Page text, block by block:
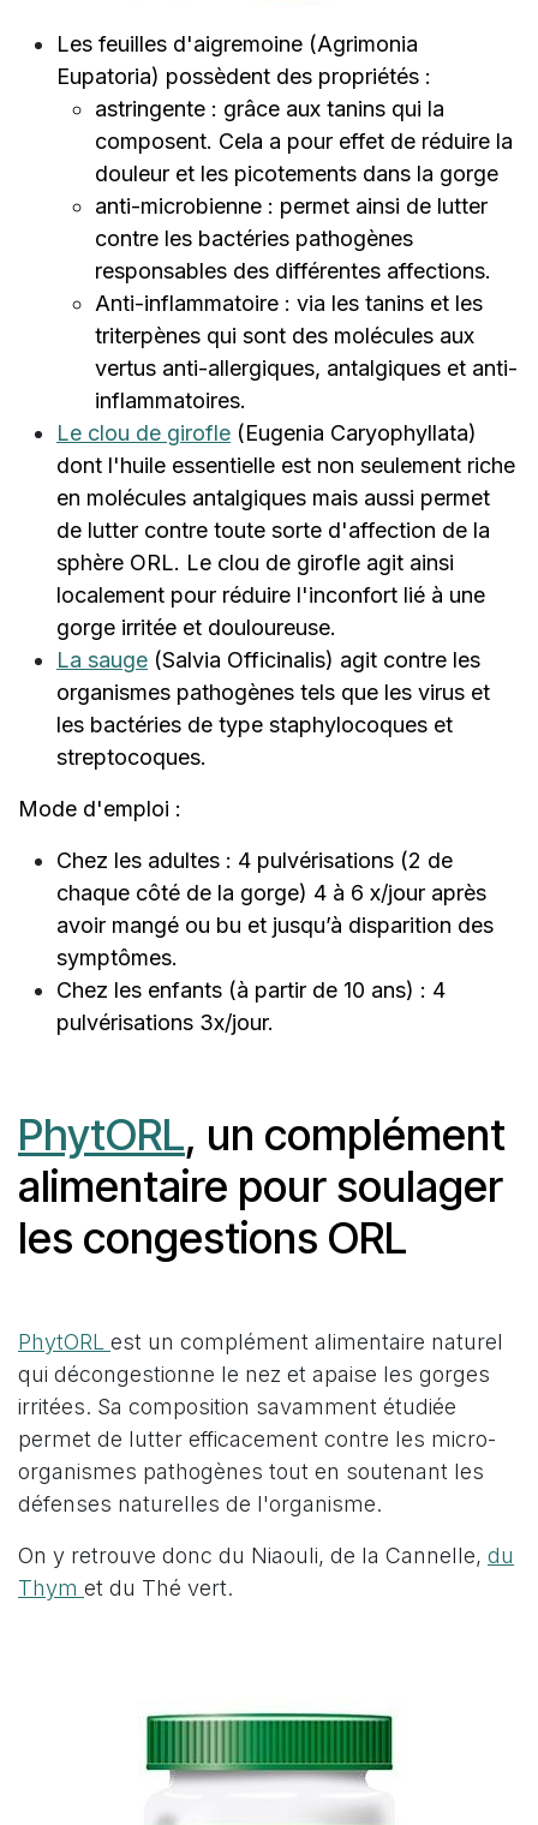
Les feuilles d'aigremoine (Agrimonia
Eupatoria) possèdent des propriétés :
astringente : grâce aux tanins qui la
composent. Cela a pour effet de réduire la
douleur et les picotements dans la gorge
anti-microbienne : permet ainsi de lutter
contre les bactéries pathogènes
responsables des différentes affections.
Anti-inflammatoire : via les tanins et les
triterpènes qui sont des molécules aux
vertus anti-allergiques, antalgiques et anti-
inflammatoires.
Le clou de girofle (Eugenia Caryophyllata)
dont l'huile essentielle est non seulement riche
en molécules antalgiques mais aussi permet
de lutter contre toute sorte d'affection de la
sphère ORL. Le clou de girofle agit ainsi
localement pour réduire l'inconfort lié à une
gorge irritée et douloureuse.
La sauge (Salvia Officinalis) agit contre les
organismes pathogènes tels que les virus et
les bactéries de type staphylocoques et
streptocoques.
Mode d'emploi :
Chez les adultes : 4 pulvérisations (2 de
chaque côté de la gorge) 4 à 6 x/jour après
avoir mangé ou bu et jusqu’à disparition des
symptômes.
Chez les enfants (à partir de 10 ans) : 4
pulvérisations 3x/jour.
PhytORL, un complément
alimentaire pour soulager
les congestions ORL
PhytORL est un complément alimentaire naturel
qui décongestionne le nez et apaise les gorges
irritées. Sa composition savamment étudiée
permet de lutter efficacement contre les micro-
organismes pathogènes tout en soutenant les
défenses naturelles de l'organisme.
On y retrouve donc du Niaouli, de la Cannelle, du
Thym et du Thé vert.